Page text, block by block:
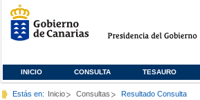
INICIO CONSULTA TESAURO
Estás en: Inicio Consultas Resultado Consulta